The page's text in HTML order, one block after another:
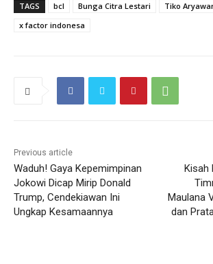
TAGS bcl Bunga Citra Lestari
Tiko
x factor indonesa
Previous article
Waduh! Gaya Kepemimpinan
Jokowi Dicap Mirip Donald
Trump, Cendekiawan Ini
Ungkap Kesamaannya
Kisah
Maulana
dan